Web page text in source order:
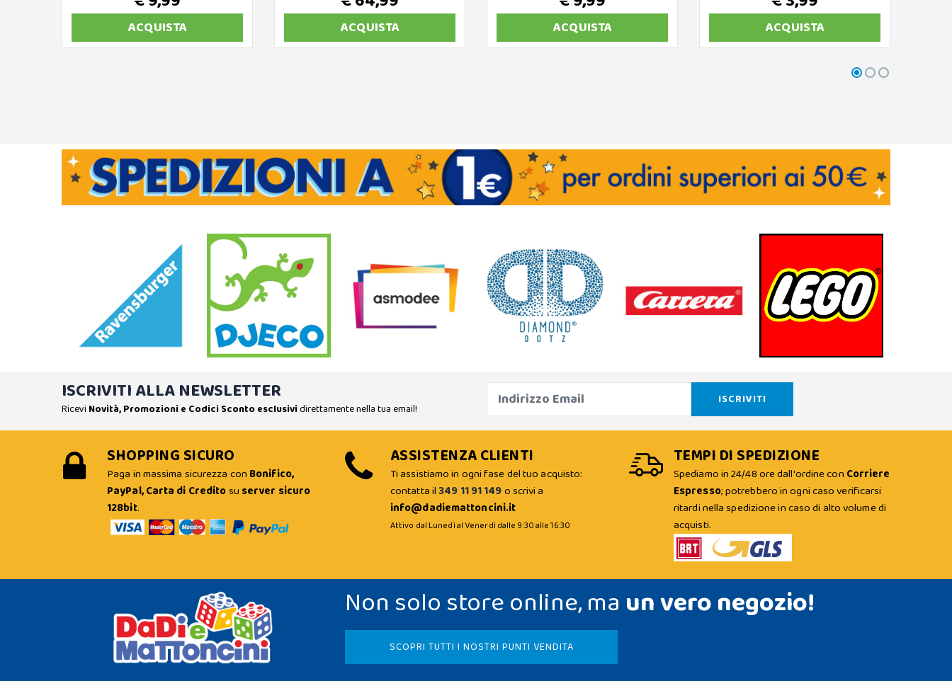
ACQUISTA ACQUISTA ACQUISTA ACQUISTA
ISCRIVITI ALLA NEWSLETTER
Ricevi Novità, Promozioni e Codici Sconto esclusividirettamente nella tua email!
SHOPPING SICURO
Paga in massima sicurezza con Bonifico,
PayPal, Carta di Creditosu server sicuro
128bit.
ASSISTENZA CLIENTI
Ti assistiamo in ogni fase del tuo acquisto:
contatta il349 11 91 149o scrivi a
info@dadiemattoncini.it
Attivo dal Lunedì al Venerdì dalle 9:30 alle 16:30
TEMPI DI SPEDIZIONE
Spediamo in 24/48 ore dall'ordine con Corriere
Espresso; potrebbero in ogni caso verificarsi
ritardi nella spedizione in caso di alto volume di
acquisti.
Non solo store online, ma un vero negozio!
SCOPRI TUTTI I NOSTRI PUNTI VENDITA